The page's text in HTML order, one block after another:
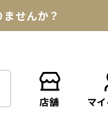
せんか？
ン！めんべい
で送料無料
店舗 マ